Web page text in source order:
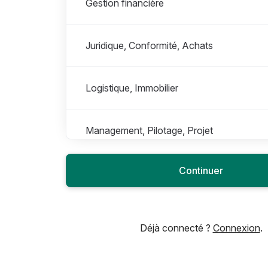
Gestion financière
Juridique, Conformité, Achats
Logistique, Immobilier
Management, Pilotage, Projet
Marketing, CommunicationContinuer
Déjà connecté ? Connexion.